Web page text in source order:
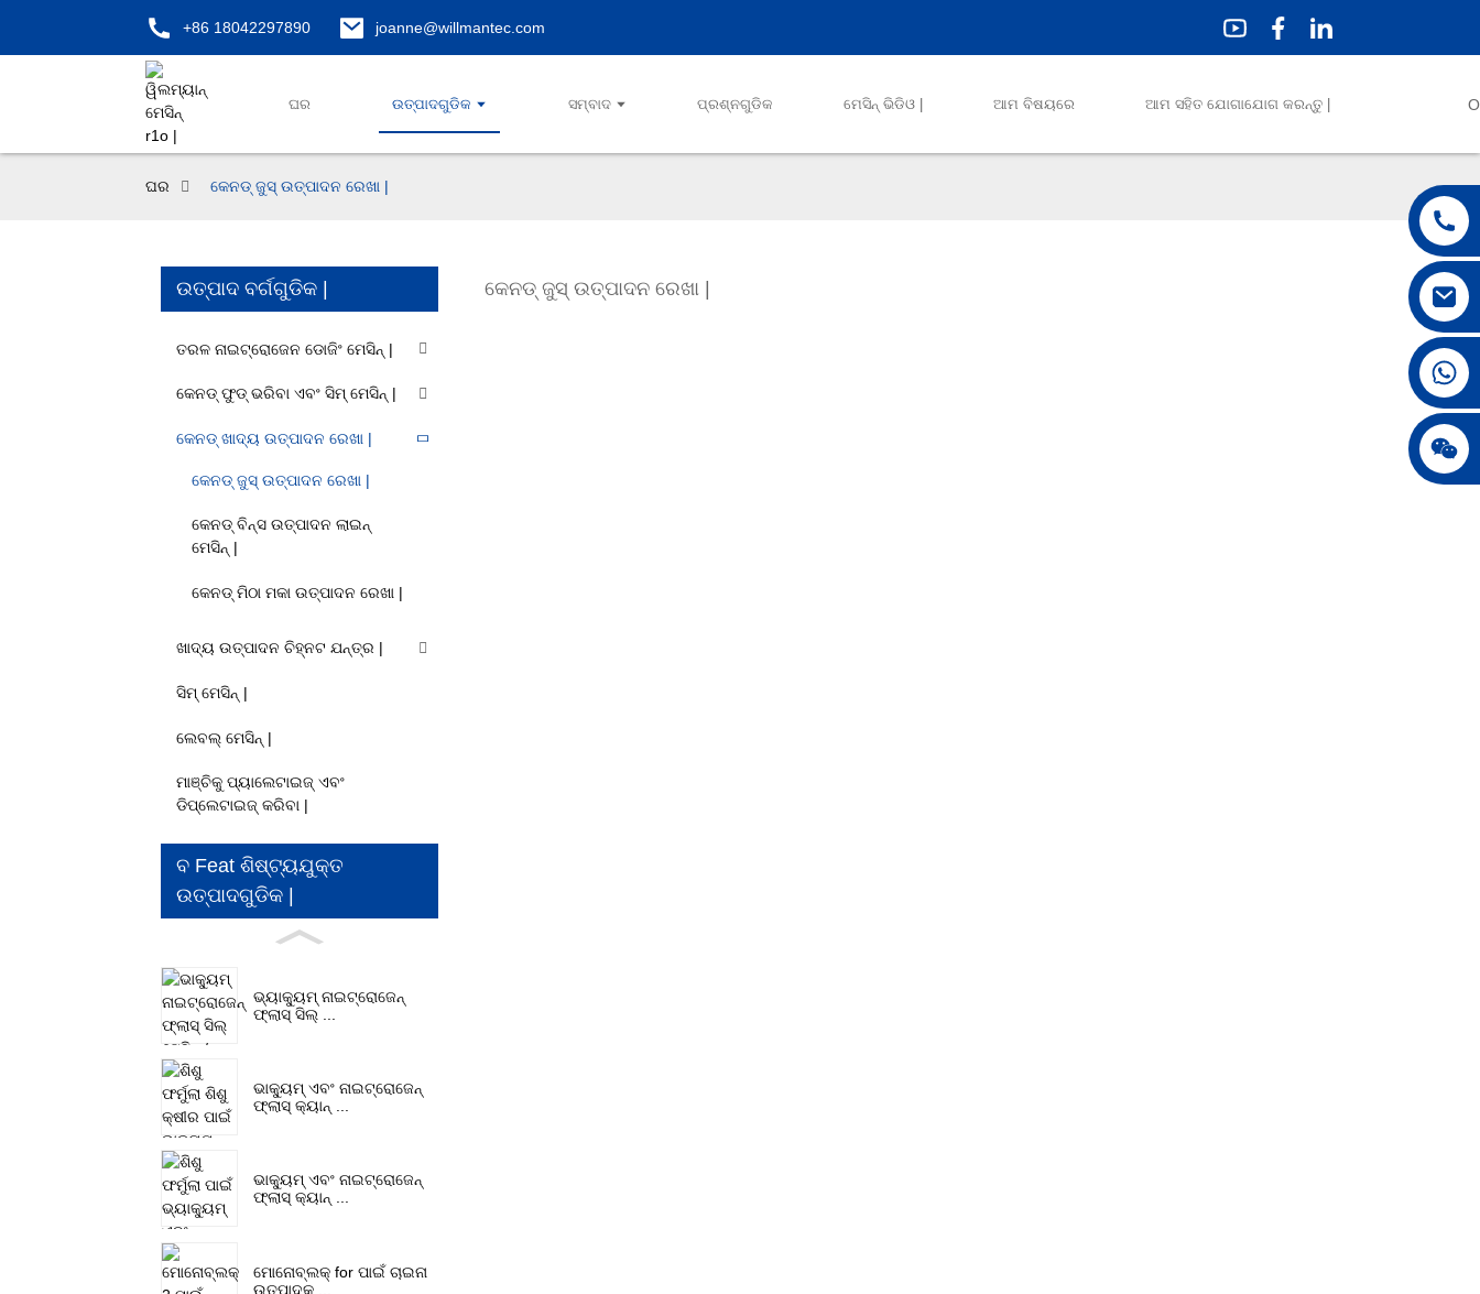
+86 18042297890 joanne@willmantec.com
ଘର ଉତ୍ପାଦଗୁଡିକ ସମ୍ବାଦ ପ୍ରଶ୍ନଗୁଡିକ ମେସିନ୍ ଭିଡିଓ | ଆମ ବିଷୟରେ ଆମ ସହିତ ଯୋଗାଯୋଗ କରନ୍ତୁ |
ଘର କେନଡ୍ ଜୁସ୍ ଉତ୍ପାଦନ ରେଖା |
ଉତ୍ପାଦ ବର୍ଗଗୁଡିକ |
ତରଳ ନାଇଟ୍ରୋଜେନ ଡୋଜିଂ ମେସିନ୍ |
କେନଡ୍ ଫୁଡ୍ ଭରିବା ଏବଂ ସିମ୍ ମେସିନ୍ |
କେନଡ୍ ଖାଦ୍ୟ ଉତ୍ପାଦନ ରେଖା |
କେନଡ୍ ଜୁସ୍ ଉତ୍ପାଦନ ରେଖା |
କେନଡ୍ ବିନ୍ସ ଉତ୍ପାଦନ ଲାଇନ୍
ମେସିନ୍ |
କେନଡ୍ ମିଠା ମକା ଉତ୍ପାଦନ ରେଖା |
ଖାଦ୍ୟ ଉତ୍ପାଦନ ଚିହ୍ନଟ ଯନ୍ତ୍ର |
ସିମ୍ ମେସିନ୍ |
ଲେବଲ୍ ମେସିନ୍ |
ମାଞ୍ଚିକୁ ପ୍ୟାଲେଟାଇଜ୍ ଏବଂ
ଡିପ୍ଲେଟାଇଜ୍ କରିବା |
ବ Feat ଶିଷ୍ଟ୍ୟଯୁକ୍ତ
ଉତ୍ପାଦଗୁଡିକ |
ଭ୍ୟାକ୍ୟୁମ୍ ନାଇଟ୍ରୋଜେନ୍
ଫ୍ଲାସ୍ ସିଲ୍ ...
ଭାକ୍ୟୁମ୍ ଏବଂ ନାଇଟ୍ରୋଜେନ୍
ଫ୍ଲାସ୍ କ୍ୟାନ୍ ...
ଭାକ୍ୟୁମ୍ ଏବଂ ନାଇଟ୍ରୋଜେନ୍
ଫ୍ଲାସ୍ କ୍ୟାନ୍ ...
ମୋନୋବ୍ଲକ୍ for ପାଇଁ ଚାଇନା
ଉତ୍ପାଦକ ...
କେନଡ୍ ଜୁସ୍ ଉତ୍ପାଦନ ରେଖା |